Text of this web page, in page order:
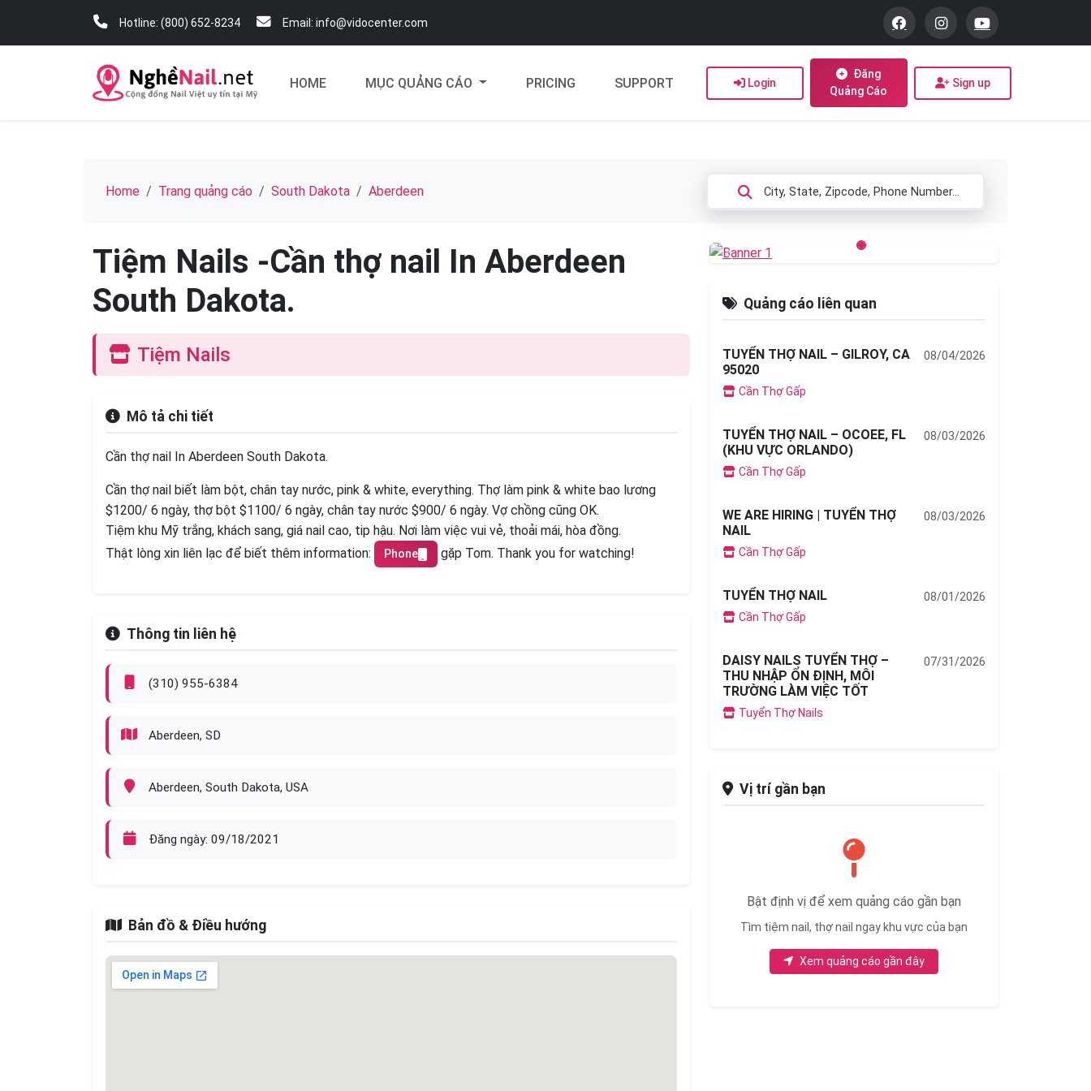
Hotline: (800) 652-8234 Email: info@vidocenter.com
HOME MỤC QUẢNG CÁO PRICING SUPPORT Login
Đăng
Quảng Cáo
Sign up
Home Trang quảng cáo South Dakota Aberdeen
Tiệm Nails -Cần thợ nail In Aberdeen
South Dakota.
Tiệm Nails
Mô tả chi tiết
Cần thợ nail In Aberdeen South Dakota.
Cần thợ nail biết làm bột, chân tay nước, pink & white, everything. Thợ làm pink & white bao lương
$1200/ 6 ngày, thợ bột $1100/ 6 ngày, chân tay nước $900/ 6 ngày. Vợ chồng cũng OK.
Tiệm khu Mỹ trắng, khách sang, giá nail cao, tip hậu. Nơi làm việc vui vẻ, thoải mái, hòa đồng.
Thật lòng xin liên lạc để biết thêm information:
Phone gặp Tom. Thank you for watching!
Thông tin liên hệ
(310) 955-6384
Aberdeen, SD
Aberdeen, South Dakota, USA
Đăng ngày: 09/18/2021
Bản đồ & Điều hướng
Previous
Quảng cáo liên quan
TUYỂN THỢ NAIL – GILROY, CA
95020
Cần Thợ Gấp
08/04/2026
TUYỂN THỢ NAIL – OCOEE, FL
(KHU VỰC ORLANDO)
Cần Thợ Gấp
08/03/2026
WE ARE HIRING | TUYỂN THỢ
NAIL
Cần Thợ Gấp
08/03/2026
TUYỂN THỢ NAIL
Cần Thợ Gấp
08/01/2026
DAISY NAILS TUYỂN THỢ –
THU NHẬP ỔN ĐỊNH, MÔI
TRƯỜNG LÀM VIỆC TỐT
Tuyển Thợ Nails
07/31/2026
Vị trí gần bạn
Bật định vị để xem quảng cáo gần bạn
Tìm tiệm nail, thợ nail ngay khu vực của bạn
Xem quảng cáo gần đây